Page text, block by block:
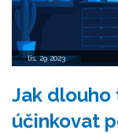
lis, 29 2023
Jak dlouho
účinkovat